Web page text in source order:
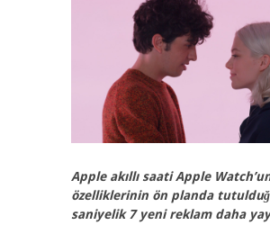
Apple akıllı saati Apple
özelliklerinin ön planda
saniyelik 7 yeni reklam daha